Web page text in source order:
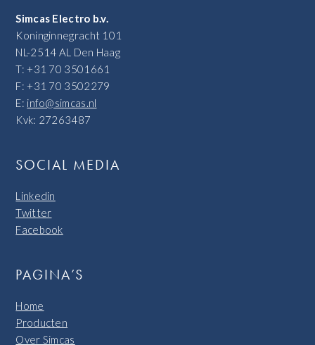
Simcas Electro b.v.
Koninginnegracht 101
NL-2514 AL Den Haag
T: +31 70 3501661
F: +31 70 3502279
E: info@simcas.nl
Kvk: 27263487
SOCIAL MEDIA
Linkedin
Twitter
Facebook
PAGINA’S
Home
Producten
Over Simcas